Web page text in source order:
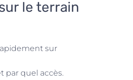
le terrain
sur
par quel accès.